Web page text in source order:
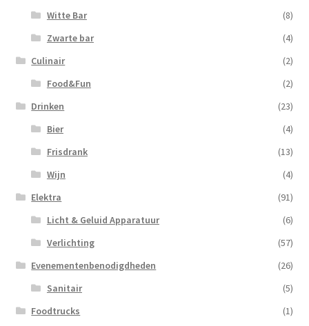
Witte Bar
(8)
Zwarte bar
(4)
Culinair
(2)
Food&Fun
(2)
Drinken
(23)
Bier
(4)
Frisdrank
(13)
Wijn
(4)
Elektra
(91)
Licht & Geluid Apparatuur
(6)
Verlichting
(57)
Evenementenbenodigdheden
(26)
Sanitair
(5)
Foodtrucks
(1)